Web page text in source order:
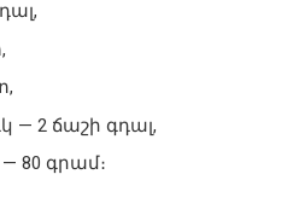
— 2 ճաշի գդալ,
80 գրամ։